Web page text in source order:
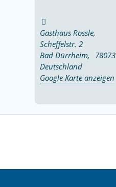
Gasthaus Rössle,
Scheffelstr. 2
Bad Dürrheim,
78073
Deutschland
Google Karte anzeigen